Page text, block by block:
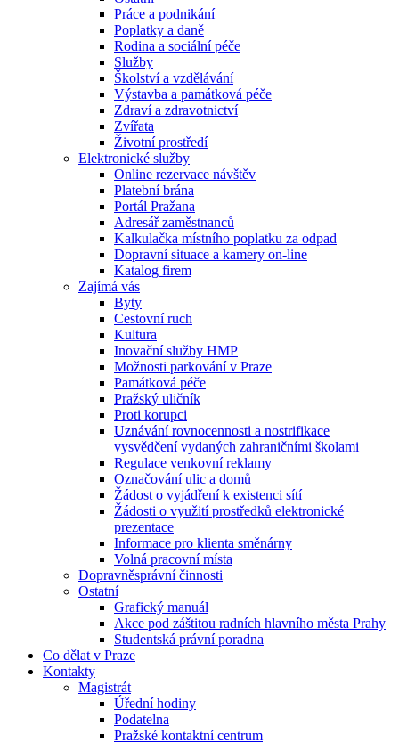
Práce a podnikání
Poplatky a daně
Rodina a sociální péče
Služby
Školství a vzdělávání
Výstavba a památková péče
Zdraví a zdravotnictví
Zvířata
Životní prostředí
Elektronické služby
Online rezervace návštěv
Platební brána
Portál Pražana
Adresář zaměstnanců
Kalkulačka místního poplatku za odpad
Dopravní situace a kamery on-line
Katalog firem
Zajímá vás
Byty
Cestovní ruch
Kultura
Inovační služby HMP
Možnosti parkování v Praze
Památková péče
Pražský uličník
Proti korupci
Uznávání rovnocennosti a nostrifikace
vysvědčení vydaných zahraničními školami
Regulace venkovní reklamy
Označování ulic a domů
Žádost o vyjádření k existenci sítí
Žádosti o využití prostředků elektronické
prezentace
Informace pro klienta směnárny
Volná pracovní místa
Dopravněsprávní činnosti
Ostatní
Grafický manuál
Akce pod záštitou radních hlavního města Prahy
Studentská právní poradna
Co dělat v Praze
Kontakty
Magistrát
Úřední hodiny
Podatelna
Pražské kontaktní centrum